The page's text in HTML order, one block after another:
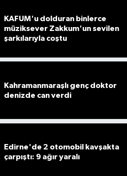
KAFUM'u dolduran binlerce
müziksever Zakkum'un sevilen
şarkılarıyla coştu
Kahramanmaraşlı genç doktor
denizde can verdi
Edirne'de 2 otomobil kavşakta
çarpıştı: 9 ağır yaralı